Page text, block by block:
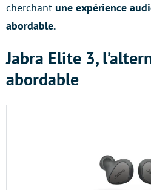
cherchant une expérience
abordable.
Jabra Elite 3,
abordable